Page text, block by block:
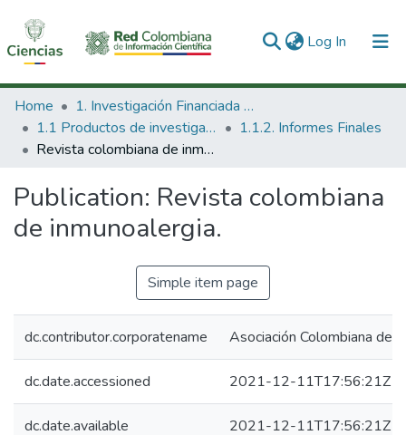
Log In (current)
Communities & Collections
All of DSpace
Home
1. Investigación Financiada con Recursos Públicos
1.1 Productos de investigación
1.1.2. Informes Finales
Revista colombiana de inmunoalergia.
Publication: Revista colombiana
de inmunoalergia.
Simple item page
dc.contributor.corporatename Asociación Colombiana de
dc.date.accessioned 2021-12-11T17:56:21Z
dc.date.available 2021-12-11T17:56:21Z